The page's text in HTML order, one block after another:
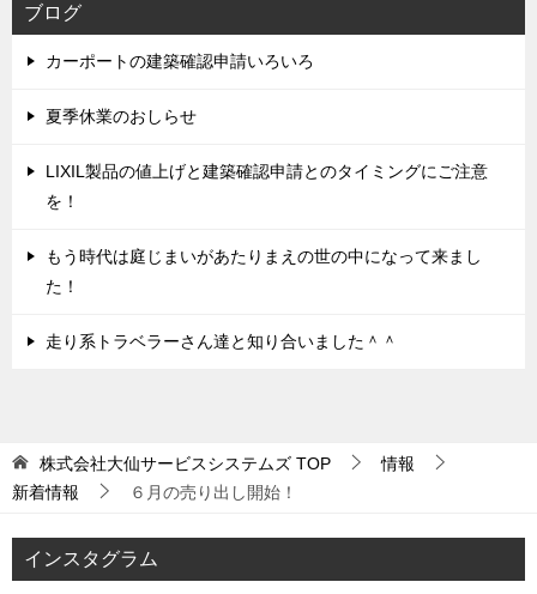
ブログ
カーポートの建築確認申請いろいろ
夏季休業のおしらせ
LIXIL製品の値上げと建築確認申請とのタイミングにご注意
を！
もう時代は庭じまいがあたりまえの世の中になって来まし
た！
走り系トラベラーさん達と知り合いました＾＾
株式会社大仙サービスシステムズ TOP
情報
新着情報
６月の売り出し開始！
インスタグラム